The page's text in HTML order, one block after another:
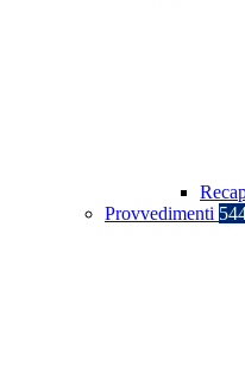
Provvedimenti